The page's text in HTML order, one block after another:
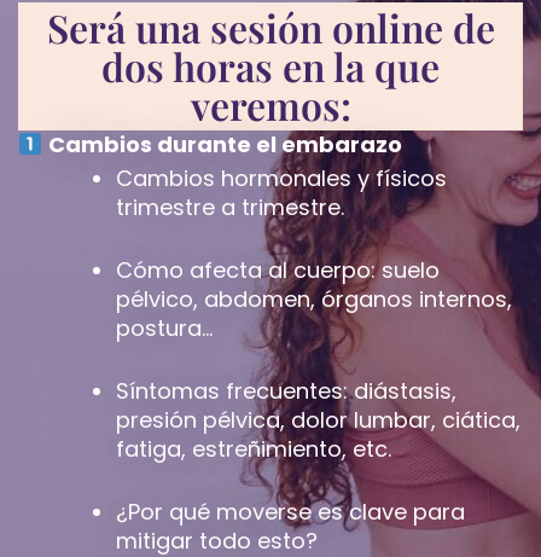
Será una sesión online de
dos horas en la que
veremos:
Cambios durante el embarazo
Cambios hormonales y físicos
trimestre a trimestre.
Cómo afecta al cuerpo: suelo
pélvico, abdomen, órganos internos,
postura…
Síntomas frecuentes: diástasis,
presión pélvica, dolor lumbar, ciática,
fatiga, estreñimiento, etc.
¿Por qué moverse es clave para
mitigar todo esto?